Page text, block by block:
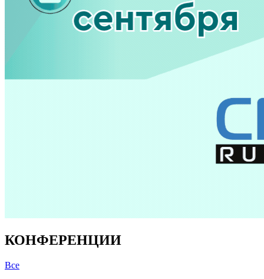
КОНФЕРЕНЦИИ
Все